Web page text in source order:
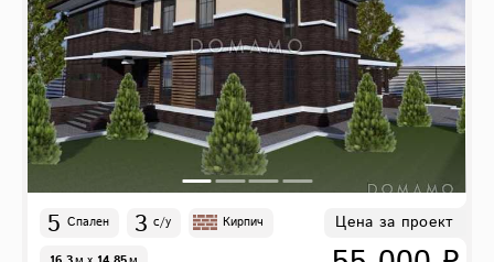
5 Спален 3 с/у Кирпич Цена за проект